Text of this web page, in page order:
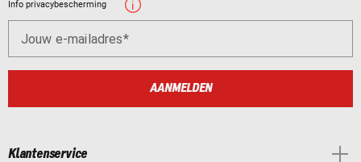
Info privacybescherming
Jouw e-mailadres
AANMELDEN
Klantenservice